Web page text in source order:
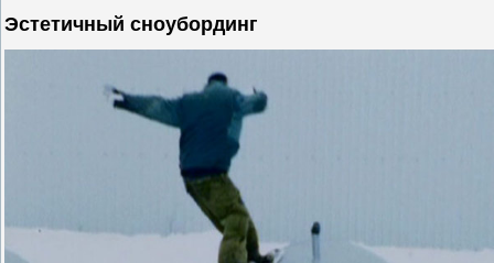
Эстетичный сноубординг